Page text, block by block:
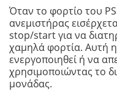
Όταν το φορτίο του
ανεμιστήρας
stop/start για να
χαμηλά φορτία. Αυτή η
ενεργοποιηθεί ή να
χρησιμοποιώντας το
μονάδας.